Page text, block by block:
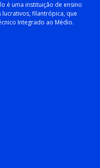
é uma instituição de ensino
filantrópica, que
Integrado ao Médio.